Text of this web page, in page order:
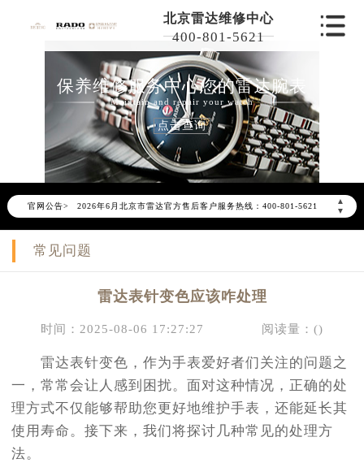
北京雷达维修中心
400-801-5621
保养维修服务中心您的雷达腕表
Maintain and repair your watch
点击查询
官网公告>
▲
▼
2026年6月雷达北京市售后服务网络优化升级公告
2026年6月北京市雷达官方售后客户服务热线：400-801-5621
2026年6月雷达售后服务中心最新网点地址：
常见问题
雷达表针变色应该咋处理
时间：2025-08-06 17:27:27 阅读量：()
雷达表针变色，作为手表爱好者们关注的问题之
一，常常会让人感到困扰。面对这种情况，正确的处
理方式不仅能够帮助您更好地维护手表，还能延长其
使用寿命。接下来，我们将探讨几种常见的处理方
法。